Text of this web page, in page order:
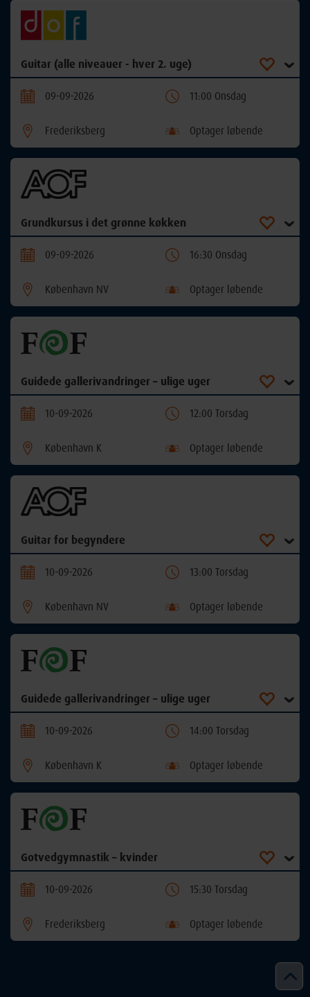
Guitar (alle niveauer - hver 2. uge)
09-09-2026 11:00 Onsdag
Frederiksberg Optager løbende
Grundkursus i det grønne køkken
09-09-2026 16:30 Onsdag
København NV Optager løbende
Guidede gallerivandringer – ulige uger
10-09-2026 12:00 Torsdag
København K Optager løbende
Guitar for begyndere
10-09-2026 13:00 Torsdag
København NV Optager løbende
Guidede gallerivandringer – ulige uger
10-09-2026 14:00 Torsdag
København K Optager løbende
Gotvedgymnastik – kvinder
10-09-2026 15:30 Torsdag
Frederiksberg Optager løbende